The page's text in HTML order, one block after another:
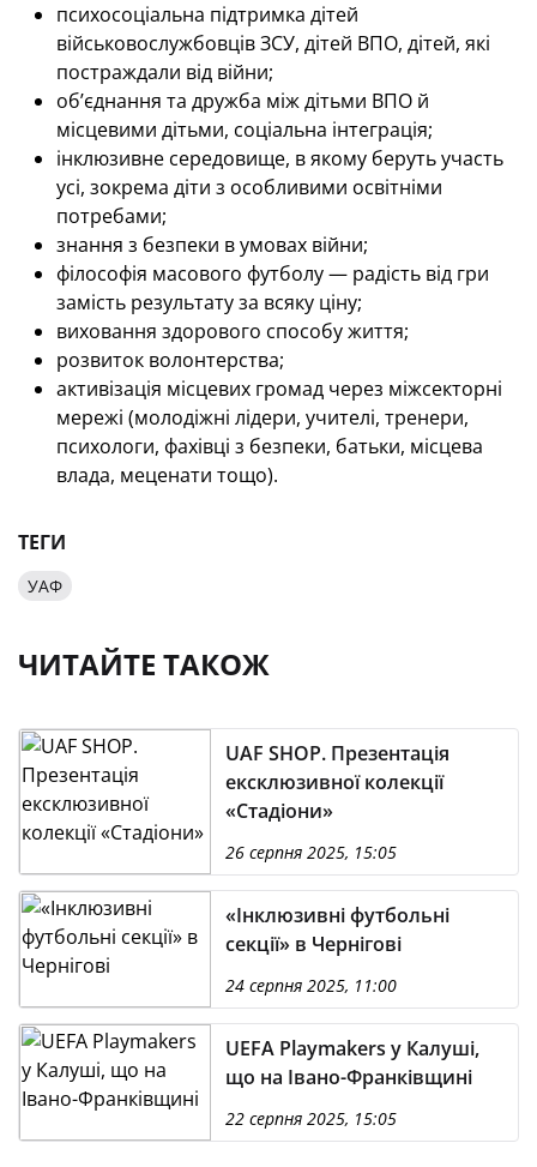
психосоціальна підтримка дітей
військовослужбовців ЗСУ, дітей ВПО, дітей, які
постраждали від війни;
об’єднання та дружба між дітьми ВПО й
місцевими дітьми, соціальна інтеграція;
інклюзивне середовище, в якому беруть участь
усі, зокрема діти з особливими освітніми
потребами;
знання з безпеки в умовах війни;
філософія масового футболу — радість від гри
замість результату за всяку ціну;
виховання здорового способу життя;
розвиток волонтерства;
активізація місцевих громад через міжсекторні
мережі (молодіжні лідери, учителі, тренери,
психологи, фахівці з безпеки, батьки, місцева
влада, меценати тощо).
ТЕГИ
УАФ
ЧИТАЙТЕ ТАКОЖ
UAF SHOP. Презентація
ексклюзивної колекції
«Стадіони»
26 серпня 2025, 15:05
«Інклюзивні футбольні
секції» в Чернігові
24 серпня 2025, 11:00
UEFA Playmakers у Калуші,
що на Івано-Франківщині
22 серпня 2025, 15:05